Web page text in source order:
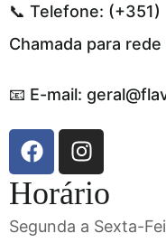
📞 Telefone:
Chamada para
📧 E-mail:
Horário
Segunda a Sexta-